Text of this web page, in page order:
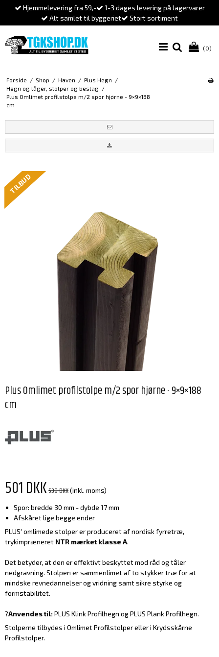
Hjemmelevering fra 59,-
1-3 dages levering på lagervarer
Alt samlet til byggeriet
Stort sortiment
(0)
Forside / Shop / Haven / Plus Hegn /
Hegn og låger, stolper og beslag /
Plus Omlimet profilstolpe m/2 spor hjørne - 9×9×188
cm
TILBUD
Plus Omlimet profilstolpe m/2 spor hjørne - 9×9×188
cm
501 DKK539 DKK(inkl. moms)
Spor: bredde 30 mm - dybde 17 mm
Afskåret lige begge ender
PLUS' omlimede stolper er produceret af nordisk fyrretræ,
trykimpræneret NTR mærket klasse A.
Det betyder, at den er effektivt beskyttet mod råd og tåler
nedgravning. Stolpen er sammenlimet af to stykker træ for at
mindske revnedannelser og vridning samt sikre styrke og
formstabilitet.
?Anvendes til:PLUS Klink Profilhegn og PLUS Plank Profilhegn.
Stolperne tilbydes i Omlimet Profilstolper eller i Krydsskårne
Profilstolper.